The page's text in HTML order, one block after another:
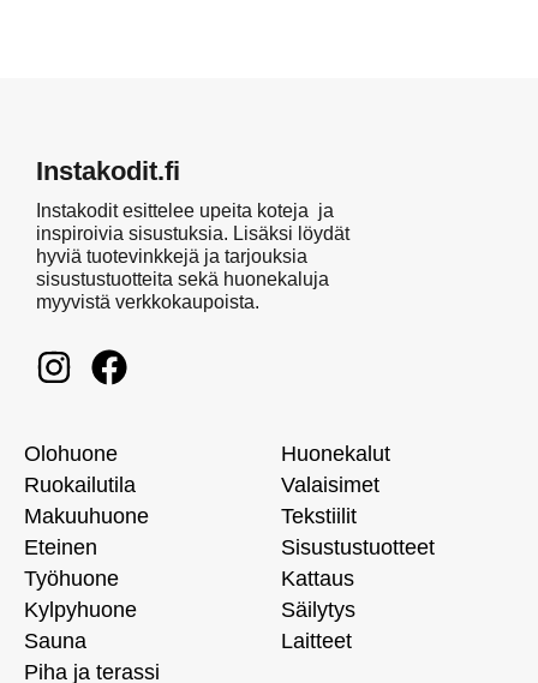
Instakodit.fi
Instakodit esittelee upeita koteja ja
inspiroivia sisustuksia. Lisäksi löydät
hyviä tuotevinkkejä ja tarjouksia
sisustustuotteita sekä huonekaluja
myyvistä verkkokaupoista.
Olohuone
Ruokailutila
Makuuhuone
Eteinen
Työhuone
Kylpyhuone
Sauna
Piha ja terassi
Huonekalut
Valaisimet
Tekstiilit
Sisustustuotteet
Kattaus
Säilytys
Laitteet